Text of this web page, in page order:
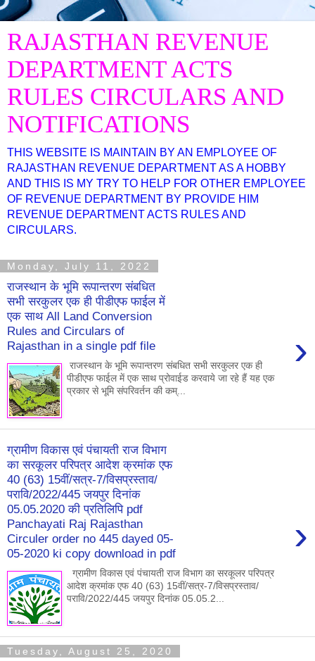
RAJASTHAN REVENUE
DEPARTMENT ACTS
RULES CIRCULARS AND
NOTIFICATIONS
THIS WEBSITE IS MAINTAIN BY AN EMPLOYEE OF
RAJASTHAN REVENUE DEPARTMENT AS A HOBBY
AND THIS IS MY TRY TO HELP FOR OTHER EMPLOYEE
OF REVENUE DEPARTMENT BY PROVIDE HIM
REVENUE DEPARTMENT ACTS RULES AND
CIRCULARS.
Monday, July 11, 2022
राजस्थान के भूमि रूपान्तरण संबधित
सभी सरकुलर एक ही पीडीएफ फाईल में
एक साथ All Land Conversion
Rules and Circulars of
Rajasthan in a single pdf file
›
राजस्थान के भूमि रूपान्तरण संबधित सभी सरकुलर एक ही
पीडीएफ फाईल में एक साथ प्रोवाईड करवाये जा रहे हैं यह एक
प्रकार से भूमि संपरिवर्तन की कम्...
ग्रामीण विकास एवं पंचायती राज विभाग
का सरकूलर परिपत्र आदेश क्रमांक एफ
40 (63) 15वीं/सत्र-7/विसप्रस्ताव/
परावि/2022/445 जयपुर दिनांक
05.05.2020 की प्रतिलिपि pdf
Panchayati Raj Rajasthan
Circuler order no 445 dayed 05-
05-2020 ki copy download in pdf
›
ग्रामीण विकास एवं पंचायती राज विभाग का सरकूलर परिपत्र
आदेश क्रमांक एफ 40 (63) 15वीं/सत्र-7/विसप्रस्ताव/
परावि/2022/445 जयपुर दिनांक 05.05.2...
Tuesday, August 25, 2020